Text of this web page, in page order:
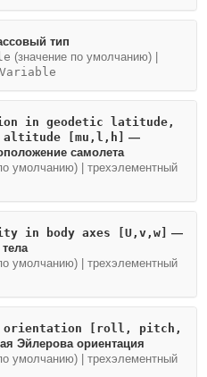
тип
(значение по умолчанию) |
in geodetic latitude,
altitude [mu,l,h]
—
самолета
умолчанию) | трехэлементный
in body axes [U,v,w]
—
умолчанию) | трехэлементный
[roll, pitch,
Эйлерова ориентация
умолчанию) | трехэлементный